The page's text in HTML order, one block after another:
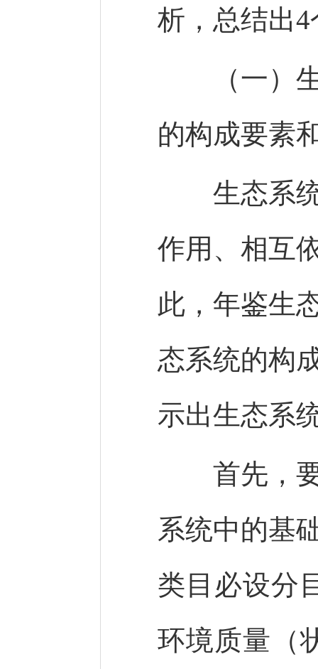
析，总结出
（一）生
的构成要素
生态系统
作用、相互
此，年鉴生
态系统的构
示出生态系
首先，要
系统中的基
类目必设分
环境质量（